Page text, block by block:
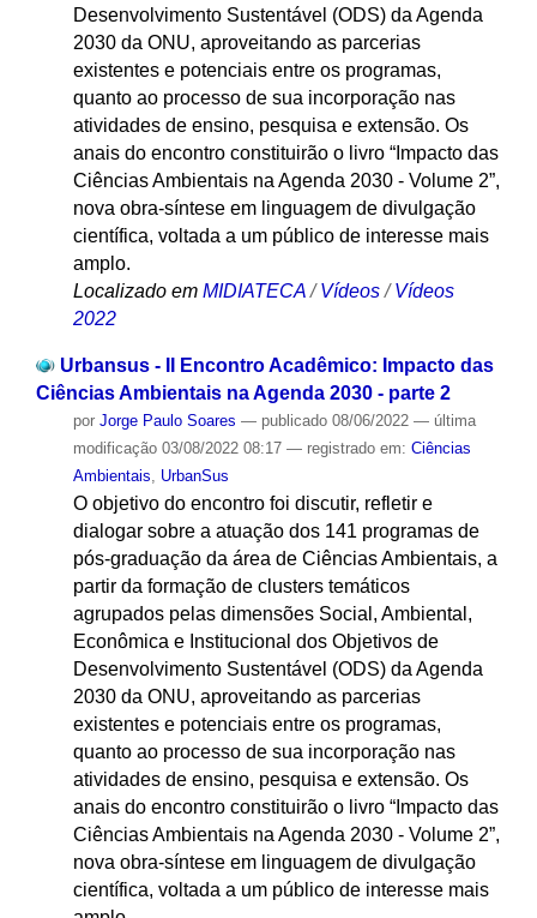
Desenvolvimento Sustentável (ODS) da Agenda
2030 da ONU, aproveitando as parcerias
existentes e potenciais entre os programas,
quanto ao processo de sua incorporação nas
atividades de ensino, pesquisa e extensão. Os
anais do encontro constituirão o livro “Impacto das
Ciências Ambientais na Agenda 2030 - Volume 2”,
nova obra-síntese em linguagem de divulgação
científica, voltada a um público de interesse mais
amplo.
Localizado em MIDIATECA /Vídeos /Vídeos
2022
Urbansus - II Encontro Acadêmico: Impacto das
Ciências Ambientais na Agenda 2030 - parte 2
por Jorge Paulo Soares — publicado08/06/2022 — última
modificação03/08/2022 08:17 — registrado em: Ciências
Ambientais, UrbanSus
O objetivo do encontro foi discutir, refletir e
dialogar sobre a atuação dos 141 programas de
pós-graduação da área de Ciências Ambientais, a
partir da formação de clusters temáticos
agrupados pelas dimensões Social, Ambiental,
Econômica e Institucional dos Objetivos de
Desenvolvimento Sustentável (ODS) da Agenda
2030 da ONU, aproveitando as parcerias
existentes e potenciais entre os programas,
quanto ao processo de sua incorporação nas
atividades de ensino, pesquisa e extensão. Os
anais do encontro constituirão o livro “Impacto das
Ciências Ambientais na Agenda 2030 - Volume 2”,
nova obra-síntese em linguagem de divulgação
científica, voltada a um público de interesse mais